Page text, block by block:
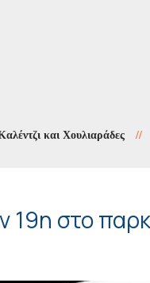
και Χουλιαράδες //
19η στο